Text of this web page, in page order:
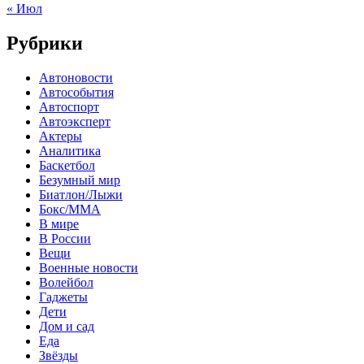
« Июл
Рубрики
Автоновости
Автособытия
Автоспорт
Автоэксперт
Актеры
Аналитика
Баскетбол
Безумный мир
Биатлон/Лыжи
Бокс/MMA
В мире
В России
Вещи
Военные новости
Волейбол
Гаджеты
Дети
Дом и сад
Еда
Звёзды